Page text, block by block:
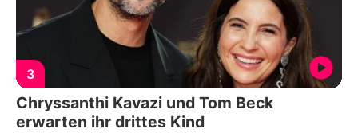
3
Chryssanthi Kavazi und Tom Beck
erwarten ihr drittes Kind